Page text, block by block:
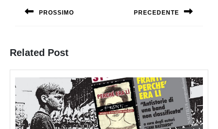
articoli
PROSSIMO PRECEDENTE
Related Post